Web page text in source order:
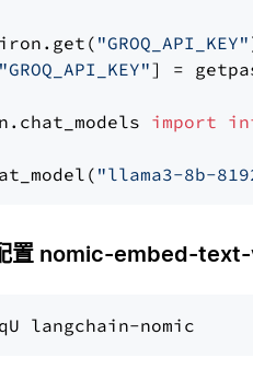
"GROQ_API_KEY"
"GROQ_API_KEY"] =
import
"llama3-8b-
置 nomic-embed-